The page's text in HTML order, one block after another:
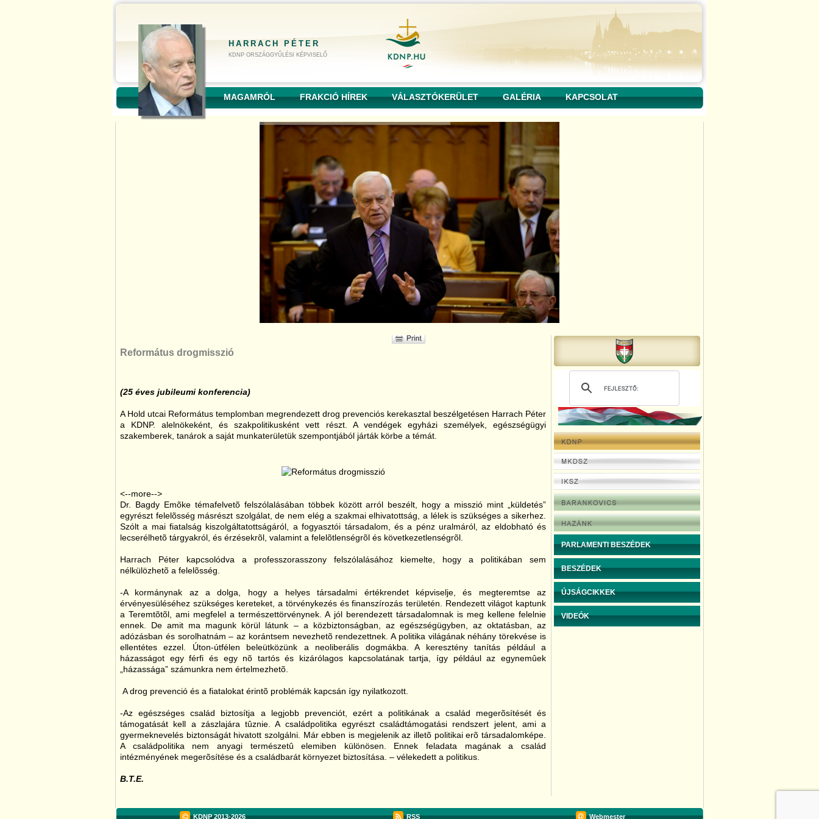
HARRACH PÉTER
KDNP ORSZÁGGYŰLÉSI KÉPVISELŐ
MAGAMRÓL FRAKCIÓ HÍREK VÁLASZTÓKERÜLET GALÉRIA KAPCSOLAT
PARLAMENTI BESZÉDEK
BESZÉDEK
ÚJSÁGCIKKEK
VIDEÓK
Református drogmisszió
(25 éves jubileumi konferencia)
A Hold utcai Református templomban megrendezett drog prevenciós kerekasztal beszélgetésen Harrach Péter
a KDNP. alelnökeként, és szakpolitikusként vett részt. A vendégek egyházi személyek, egészségügyi
szakemberek, tanárok a saját munkaterületük szempontjából járták körbe a témát.
<--more-->
Dr. Bagdy Emõke témafelvetõ felszólalásában többek között arról beszélt, hogy a misszió mint „küldetés”
egyrészt felelõsség másrészt szolgálat, de nem elég a szakmai elhivatottság, a lélek is szükséges a sikerhez.
Szólt a mai fiatalság kiszolgáltatottságáról, a fogyasztói társadalom, és a pénz uralmáról, az eldobható és
lecserélhetõ tárgyakról, és érzésekrõl, valamint a felelõtlenségrõl és következetlenségrõl.
Harrach Péter kapcsolódva a professzorasszony felszólalásához kiemelte, hogy a politikában sem
nélkülözhetõ a felelõsség.
-A kormánynak az a dolga, hogy a helyes társadalmi értékrendet képviselje, és megteremtse az
érvényesüléséhez szükséges kereteket, a törvénykezés és finanszírozás területén. Rendezett világot kaptunk
a Teremtõtõl, ami megfelel a természettörvénynek. A jól berendezett társadalomnak is meg kellene felelnie
ennek. De amit ma magunk körül látunk – a közbiztonságban, az egészségügyben, az oktatásban, az
adózásban és sorolhatnám – az korántsem nevezhetõ rendezettnek. A politika világának néhány törekvése is
ellentétes ezzel. Úton-útfélen beleütközünk a neoliberális dogmákba. A keresztény tanítás például a
házasságot egy férfi és egy nõ tartós és kizárólagos kapcsolatának tartja, így például az egynemûek
„házassága” számunkra nem értelmezhetõ.
A drog prevenció és a fiatalokat érintõ problémák kapcsán így nyilatkozott.
-Az egészséges család biztosítja a legjobb prevenciót, ezért a politikának a család megerõsítését és
támogatását kell a zászlajára tûznie. A családpolitika egyrészt családtámogatási rendszert jelent, ami a
gyermeknevelés biztonságát hivatott szolgálni. Már ebben is megjelenik az illetõ politikai erõ társadalomképe.
A családpolitika nem anyagi természetû elemiben különösen. Ennek feladata magának a család
intézményének megerõsítése és a családbarát környezet biztosítása. – vélekedett a politikus.
B.T.E.
KDNP2013-2026 RSS Webmester